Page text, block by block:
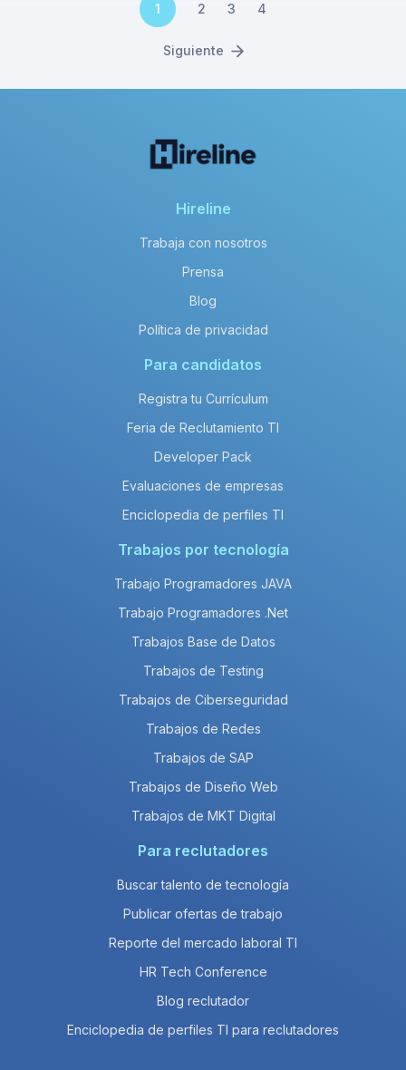
1 2 3 4
Siguiente
Hireline
Trabaja con nosotros
Prensa
Blog
Política de privacidad
Para candidatos
Registra tu Currículum
Feria de Reclutamiento TI
Developer Pack
Evaluaciones de empresas
Enciclopedia de perfiles TI
Trabajos por tecnología
Trabajo Programadores JAVA
Trabajo Programadores .Net
Trabajos Base de Datos
Trabajos de Testing
Trabajos de Ciberseguridad
Trabajos de Redes
Trabajos de SAP
Trabajos de Diseño Web
Trabajos de MKT Digital
Para reclutadores
Buscar talento de tecnología
Publicar ofertas de trabajo
Reporte del mercado laboral TI
HR Tech Conference
Blog reclutador
Enciclopedia de perfiles TI para reclutadores